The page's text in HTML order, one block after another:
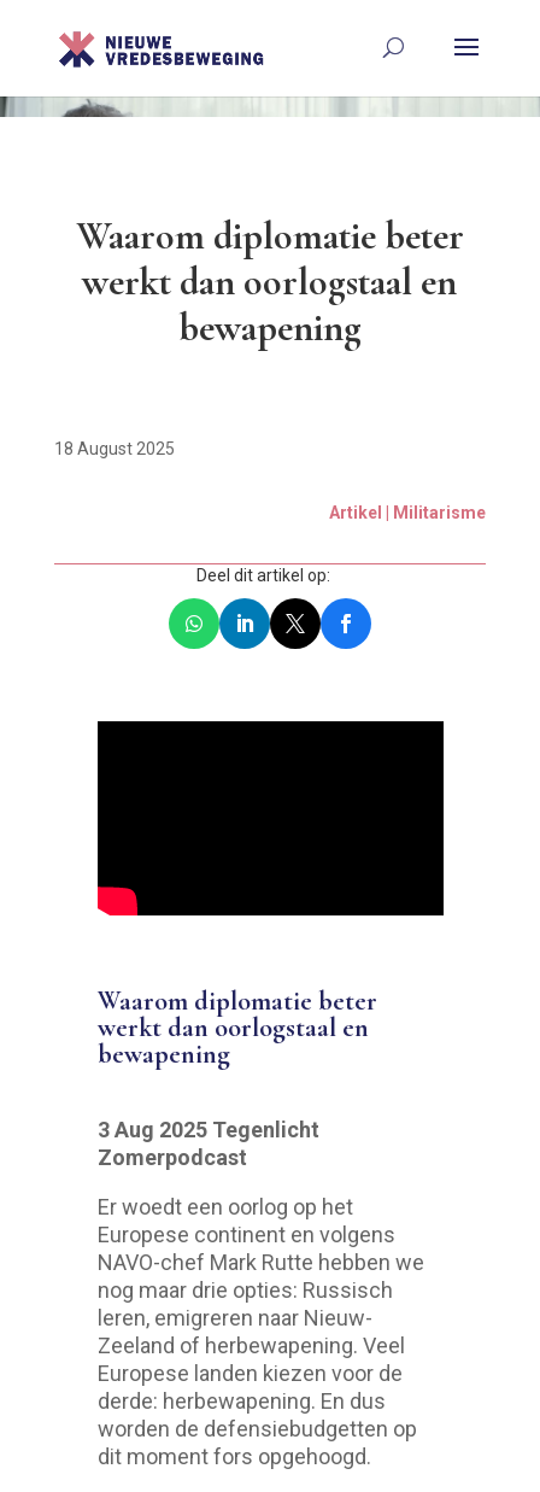
Waarom diplomatie beter
werkt dan oorlogstaal en
bewapening
18 August 2025
Artikel | Militarisme
Deel dit artikel op:
Waarom diplomatie beter
werkt dan oorlogstaal en
bewapening
3 Aug 2025 Tegenlicht
Zomerpodcast
Er woedt een oorlog op het
Europese continent en volgens
NAVO-chef Mark Rutte hebben we
nog maar drie opties: Russisch
leren, emigreren naar Nieuw-
Zeeland of herbewapening. Veel
Europese landen kiezen voor de
derde: herbewapening. En dus
worden de defensiebudgetten op
dit moment fors opgehoogd.